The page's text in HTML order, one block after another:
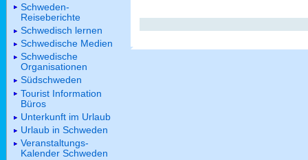
Schweden-
Reiseberichte
Schwedisch lernen
Schwedische Medien
Schwedische
Organisationen
Südschweden
Tourist Information
Büros
Unterkunft im Urlaub
Urlaub in Schweden
Veranstaltungs-
Kalender Schweden